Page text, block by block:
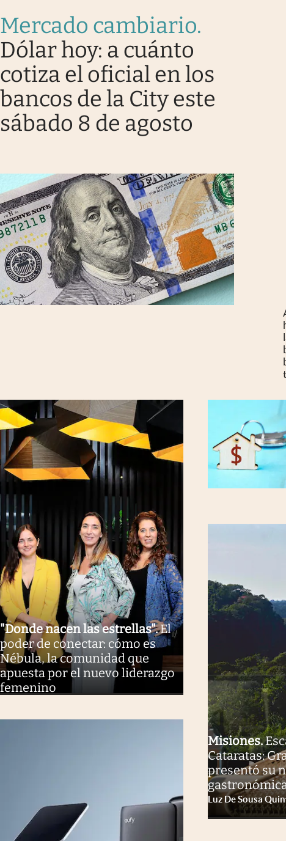
Mercado cambiario.
Dólar hoy: a cuánto
cotiza el oficial en los
bancos de la City este
sábado 8 de agosto
"Donde nacen las estrellas".El
poder de conectar: cómo es
Nébula, la comunidad que
apuesta por el nuevo liderazgo
femenino
Misiones.
Cataratas:
presentó su
Luz De Sousa